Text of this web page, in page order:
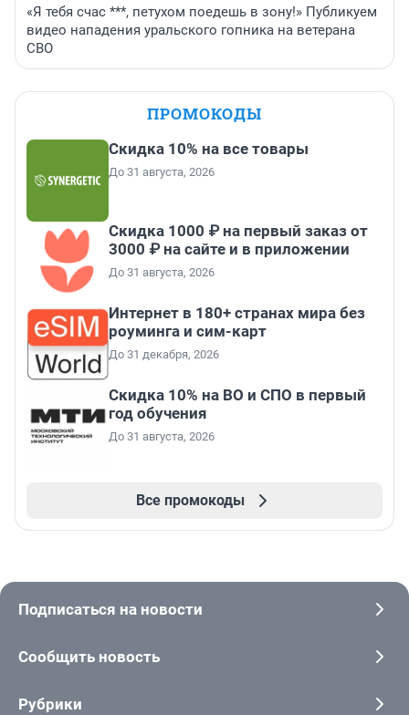
«Я тебя счас ***, петухом поедешь в зону!» Публикуем
видео нападения уральского гопника на ветерана
СВО
ПРОМОКОДЫ
Скидка 10% на все товары
До 31 августа, 2026
Скидка 1000 ₽ на первый заказ от
3000 ₽ на сайте и в приложении
До 31 августа, 2026
Интернет в 180+ странах мира без
роуминга и сим-карт
До 31 декабря, 2026
Скидка 10% на ВО и СПО в первый
год обучения
До 31 августа, 2026
Все промокоды
Подписаться на новости
Сообщить новость
Рубрики